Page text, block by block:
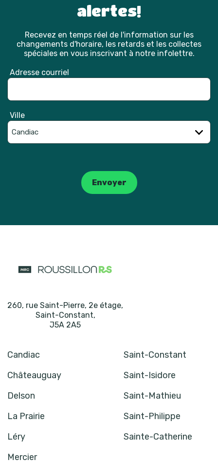
alertes!
Recevez en temps réel de l'information sur les
changements d'horaire, les retards et les collectes
spéciales en vous inscrivant à notre infolettre.
Adresse courriel
Ville
Envoyer
260, rue Saint-Pierre, 2e étage,
Saint-Constant,
J5A 2A5
Candiac
Saint-Constant
Châteauguay
Saint-Isidore
Delson
Saint-Mathieu
La Prairie
Saint-Philippe
Léry
Sainte-Catherine
Mercier